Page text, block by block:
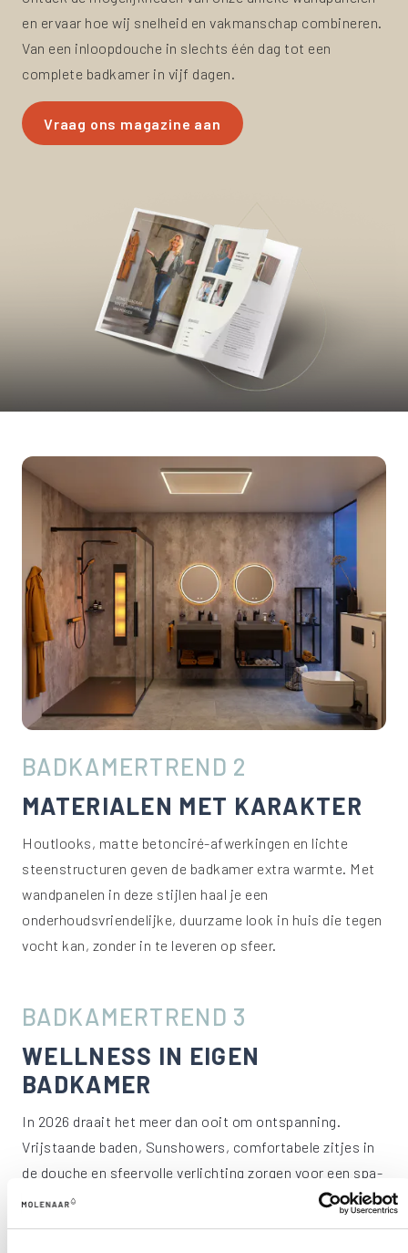
en ervaar hoe wij snelheid en vakmanschap combineren.
Van een inloopdouche in slechts één dag tot een
complete badkamer in vijf dagen.
Vraag ons magazine aan
BADKAMERTREND 2
MATERIALEN MET KARAKTER
Houtlooks, matte betonciré-afwerkingen en lichte
steenstructuren geven de badkamer extra warmte. Met
wandpanelen in deze stijlen haal je een
onderhoudsvriendelijke, duurzame look in huis die tegen
vocht kan, zonder in te leveren op sfeer.
BADKAMERTREND 3
WELLNESS IN EIGEN
BADKAMER
In 2026 draait het meer dan ooit om ontspanning.
Vrijstaande baden, Sunshowers, comfortabele zitjes in
de douche en sfeervolle verlichting zorgen voor een spa-
gevoel thuis. Voeg mooie donkere wandpanelen toe en je